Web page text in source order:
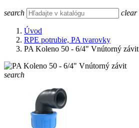
search clear
Úvod
RPE potrubie, PA tvarovky
PA Koleno 50 - 6/4" Vnútorný závit
search